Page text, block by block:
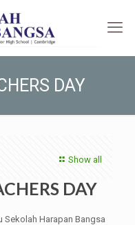
DAY
Show all
DAY
Sekolah Harapan Bangsa